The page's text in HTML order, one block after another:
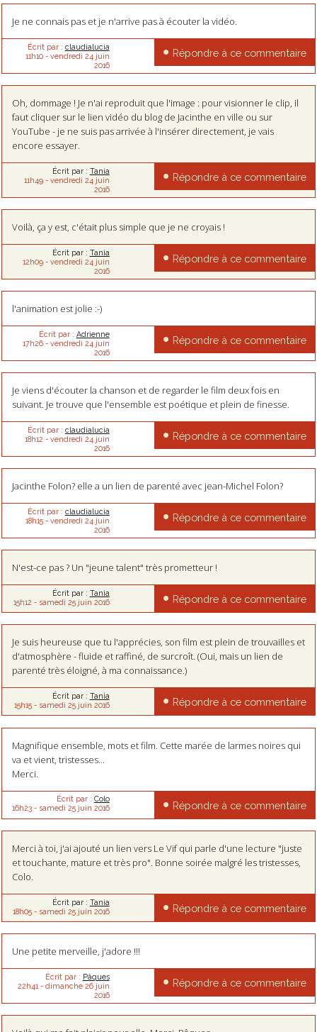
Je ne connais pas et je n'arrive pas à écouter la vidéo.
Écrit par : claudialucia
11h10- vendredi 24 juin
2016
Répondre à ce commentaire
Oh, dommage ! Je n'ai reproduit que l'image : pour visionner le clip, il
faut cliquer sur le lien vidéo du blog de Jacinthe en ville ou sur
YouTube - je ne suis pas arrivée à l'insérer directement, je vais
encore essayer.
Écrit par : Tania
11h49- vendredi 24 juin
2016
Répondre à ce commentaire
Voilà, ça y est, c'était plus simple que je ne croyais !
Écrit par : Tania
12h09- vendredi 24 juin
2016
Répondre à ce commentaire
l'animation est jolie :-)
Écrit par : Adrienne
17h26- vendredi 24 juin
2016
Répondre à ce commentaire
Je viens d'écouter la chanson et de regarder le film deux fois en
suivant. Je trouve que l'ensemble est poétique et plein de finesse.
Écrit par : claudialucia
18h12 - vendredi 24 juin
2016
Répondre à ce commentaire
Jacinthe Folon? elle a un lien de parenté avec jean-Michel Folon?
Écrit par : claudialucia
18h15- vendredi 24 juin
2016
Répondre à ce commentaire
N'est-ce pas ? Un "jeune talent" très prometteur !
Écrit par : Tania
15h12 - samedi 25 juin 2016 Répondre à ce commentaire
Je suis heureuse que tu l'apprécies, son film est plein de trouvailles et
d'atmosphère - fluide et raffiné, de surcroît. (Oui, mais un lien de
parenté très éloigné, à ma connaissance.)
Écrit par : Tania
15h15- samedi 25 juin 2016 Répondre à ce commentaire
Magnifique ensemble, mots et film. Cette marée de larmes noires qui
va et vient, tristesses...
Merci.
Écrit par : Colo
16h23- samedi 25 juin 2016 Répondre à ce commentaire
Merci à toi, j'ai ajouté un lien vers Le Vif qui parle d'une lecture "juste
et touchante, mature et très pro". Bonne soirée malgré les tristesses,
Colo.
Écrit par : Tania
18h05- samedi 25 juin 2016 Répondre à ce commentaire
Une petite merveille, j'adore !!!
Écrit par : Pâques
22h41 - dimanche 26 juin
2016
Répondre à ce commentaire